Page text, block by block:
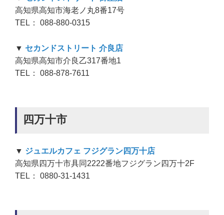
高知県高知市海老ノ丸8番17号
TEL： 088-880-0315
▼ セカンドストリート 介良店
高知県高知市介良乙317番地1
TEL： 088-878-7611
四万十市
▼ ジュエルカフェ フジグラン四万十店
高知県四万十市具同2222番地フジグラン四万十2F
TEL： 0880-31-1431